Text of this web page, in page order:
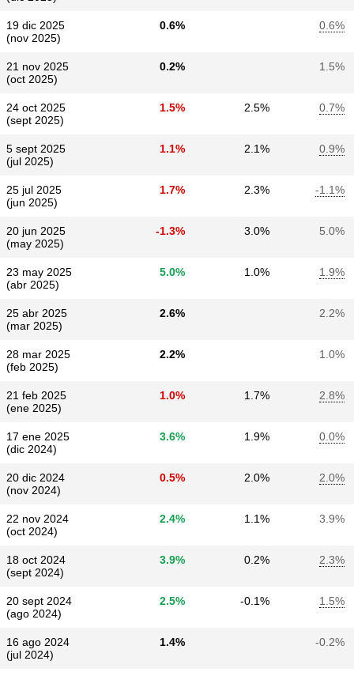
19 dic 2025
(nov 2025)
0.6% 0.6%
21 nov 2025
(oct 2025)
0.2% 1.5%
24 oct 2025
(sept 2025)
1.5% 2.5% 0.7%
5 sept 2025
(jul 2025)
1.1% 2.1% 0.9%
25 jul 2025
(jun 2025)
1.7% 2.3% -1.1%
20 jun 2025
(may 2025)
-1.3% 3.0% 5.0%
23 may 2025
(abr 2025)
5.0% 1.0% 1.9%
25 abr 2025
(mar 2025)
2.6% 2.2%
28 mar 2025
(feb 2025)
2.2% 1.0%
21 feb 2025
(ene 2025)
1.0% 1.7% 2.8%
17 ene 2025
(dic 2024)
3.6% 1.9% 0.0%
20 dic 2024
(nov 2024)
0.5% 2.0% 2.0%
22 nov 2024
(oct 2024)
2.4% 1.1% 3.9%
18 oct 2024
(sept 2024)
3.9% 0.2% 2.3%
20 sept 2024
(ago 2024)
2.5% -0.1% 1.5%
16 ago 2024
(jul 2024)
1.4% -0.2%